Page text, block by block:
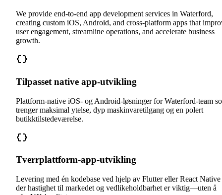
We provide end-to-end app development services in Waterford,
creating custom iOS, Android, and cross-platform apps that
user engagement, streamline operations, and accelerate business
growth.
Tilpasset native app-utvikling
Plattform-native iOS- og Android-løsninger for Waterford-team
trenger maksimal ytelse, dyp maskinvaretilgang og en polert
butikktilstedeværelse.
Tverrplattform-app-utvikling
Levering med én kodebase ved hjelp av Flutter eller React Native
der hastighet til markedet og vedlikeholdbarhet er viktig—uten å